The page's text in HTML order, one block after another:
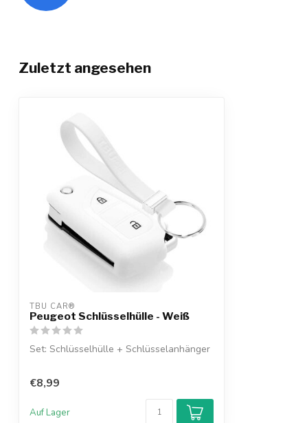
Zuletzt angesehen
TBU CAR®
Peugeot Schlüsselhülle - Weiß
Set: Schlüsselhülle + Schlüsselanhänger
€8,99
Auf Lager